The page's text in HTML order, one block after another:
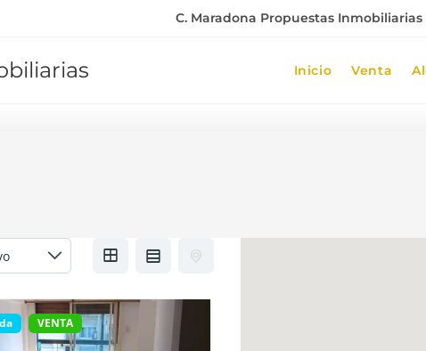
C. Maradona Propuestas Inmobiliarias |
Inicio Venta
VENTA